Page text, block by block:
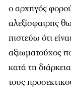
ο αρχηγός
αλεξίσφαιρης
πιστεύω ότι
αξιωματούχος
κατά τη
τους